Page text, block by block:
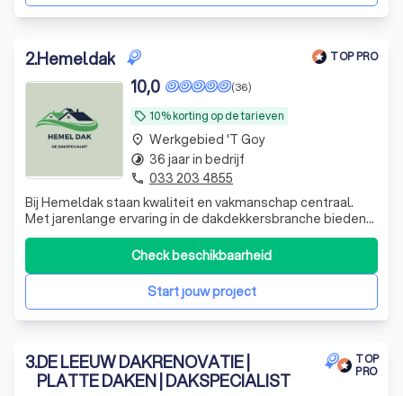
2.Hemeldak TOP PRO
local_offer 10% korting op de tarieven
(36)
10,0
Bij Hemeldak staan kwaliteit en vakmanschap centraal.
Met jarenlange ervaring in de dakdekkersbranche bieden
wij duurzame oplossingen voor ieder type dak. Of het nu
gaat om nieuwbouw, renovatie of onderhoud, wij zorgen
voor een professioneel en betrouwbaar resultaat. Uw dak,
Start jouw project
Check beschikbaarheid
place Werkgebied 't Goy
timelapse 36 jaar in bedrijf
phone 033 203 4855
3.DE LEEUW DAKRENOVATIE |
PLATTE DAKEN | DAKSPECIALIST
TOP
PRO